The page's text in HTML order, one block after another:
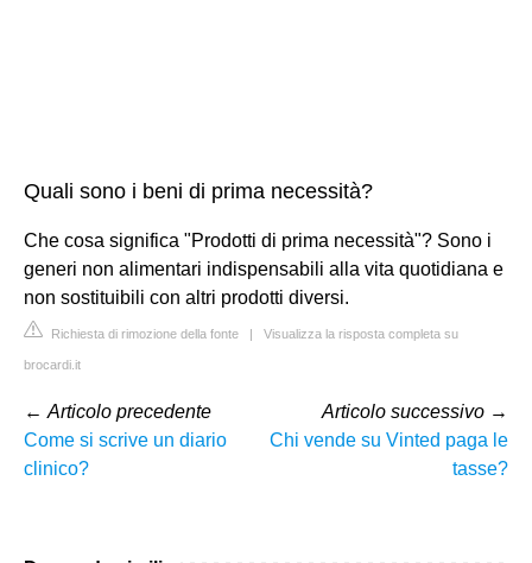
Quali sono i beni di prima necessità?
Che cosa significa "Prodotti di prima necessità"? Sono i
generi non alimentari indispensabili alla vita quotidiana e
non sostituibili con altri prodotti diversi.
Richiesta di rimozione della fonte | Visualizza la risposta completa su
brocardi.it
← Articolo precedente
Come si scrive un diario
clinico?
Articolo successivo →
Chi vende su Vinted paga le
tasse?